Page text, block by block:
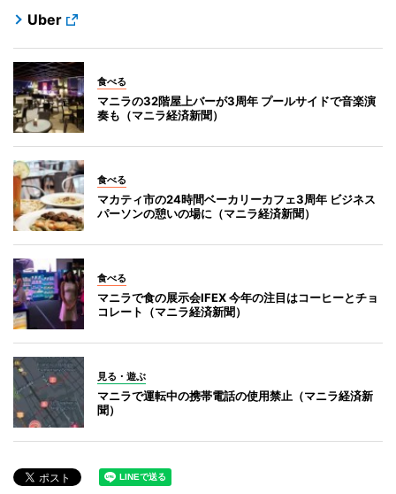
Uber
食べる
マニラの32階屋上バーが3周年 プールサイドで音楽演
奏も（マニラ経済新聞）
食べる
マカティ市の24時間ベーカリーカフェ3周年 ビジネス
パーソンの憩いの場に（マニラ経済新聞）
食べる
マニラで食の展示会IFEX 今年の注目はコーヒーとチョ
コレート（マニラ経済新聞）
見る・遊ぶ
マニラで運転中の携帯電話の使用禁止（マニラ経済新
聞）